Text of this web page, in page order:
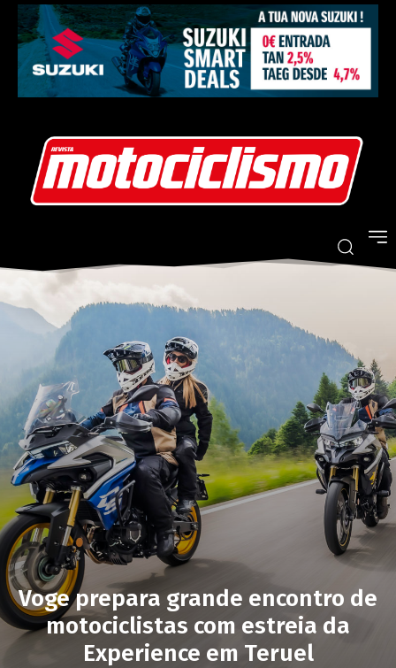
Voge prepara grande encontro de
motociclistas com estreia da
Experience em Teruel